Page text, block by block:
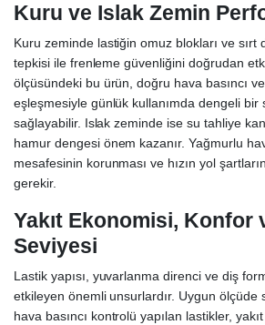
Kuru ve Islak Zemin
Kuru zeminde lastiğin omuz blokları ve sırt
tepkisi ile frenleme güvenliğini doğrudan
ölçüsündeki bu ürün, doğru hava basıncı
eşleşmesiyle günlük kullanımda dengeli bir
sağlayabilir. Islak zeminde ise su tahliye
hamur dengesi önem kazanır. Yağmurlu
mesafesinin korunması ve hızın yol
gerekir.
Yakıt Ekonomisi, Konfor
Seviyesi
Lastik yapısı, yuvarlanma direnci ve diş
etkileyen önemli unsurlardır. Uygun ölçüde
hava basıncı kontrolü yapılan lastikler,